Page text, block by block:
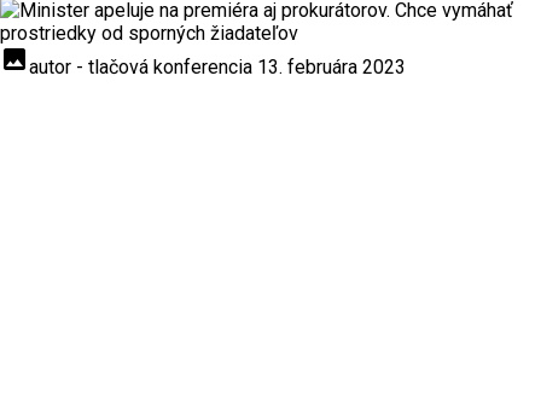
insert_photoautor - tlačová konferencia 13. februára 2023